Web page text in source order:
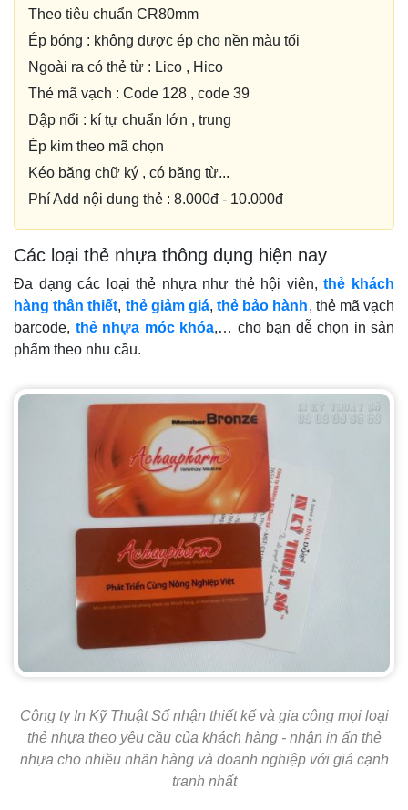
Theo tiêu chuẩn CR80mm
Ép bóng : không được ép cho nền màu tối
Ngoài ra có thẻ từ : Lico , Hico
Thẻ mã vạch : Code 128 , code 39
Dập nổi : kí tự chuẩn lớn , trung
Ép kim theo mã chọn
Kéo băng chữ ký , có băng từ...
Phí Add nội dung thẻ : 8.000đ - 10.000đ
Các loại thẻ nhựa thông dụng hiện nay
Đa dạng các loại thẻ nhựa như thẻ hội viên,thẻ khách
hàng thân thiết, thẻ giảm giá,thẻ bảo hành, thẻ mã vạch
barcode, thẻ nhựa móc khóa,… cho bạn dễ chọn in sản
phẩm theo nhu cầu.
Công ty In Kỹ Thuật Số nhận thiết kế và gia công mọi loại
thẻ nhựa theo yêu cầu của khách hàng - nhận in ấn thẻ
nhựa cho nhiều nhãn hàng và doanh nghiệp với giá cạnh
tranh nhất